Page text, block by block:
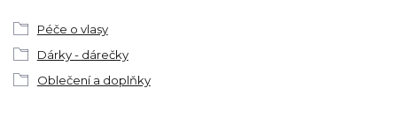
Péče o vlasy
Dárky - dárečky
Oblečení a doplňky